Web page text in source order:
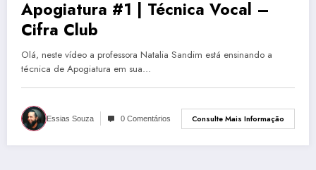
Apogiatura #1 | Técnica Vocal –
Cifra Club
Olá, neste vídeo a professora Natalia Sandim está ensinando a
técnica de Apogiatura em sua…
Essias Souza 0 Comentários Consulte Mais Informação